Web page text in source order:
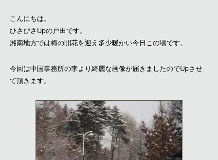
こんにちは。
ひさびさUpの戸田です。
湘南地方では梅の開花を迎え多少暖かい今日この頃です。
今回は中国事務所の李より綺麗な画像が届きましたのでUpさせ
て頂きます。